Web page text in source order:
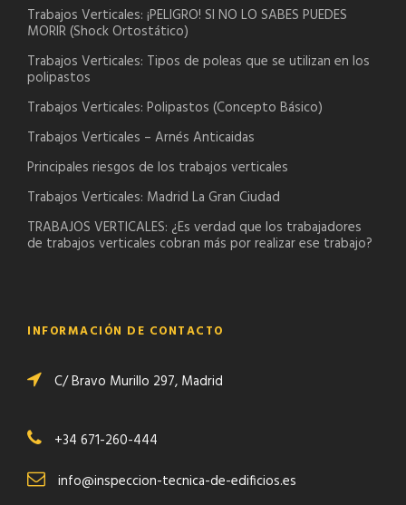
Trabajos Verticales: ¡PELIGRO! SI NO LO SABES PUEDES
MORIR (Shock Ortostático)
Trabajos Verticales: Tipos de poleas que se utilizan en los
polipastos
Trabajos Verticales: Polipastos (Concepto Básico)
Trabajos Verticales – Arnés Anticaidas
Principales riesgos de los trabajos verticales
Trabajos Verticales: Madrid La Gran Ciudad
TRABAJOS VERTICALES: ¿Es verdad que los trabajadores
de trabajos verticales cobran más por realizar ese trabajo?
INFORMACIÓN DE CONTACTO
C/ Bravo Murillo 297, Madrid
+34 671-260-444
info@inspeccion-tecnica-de-edificios.es